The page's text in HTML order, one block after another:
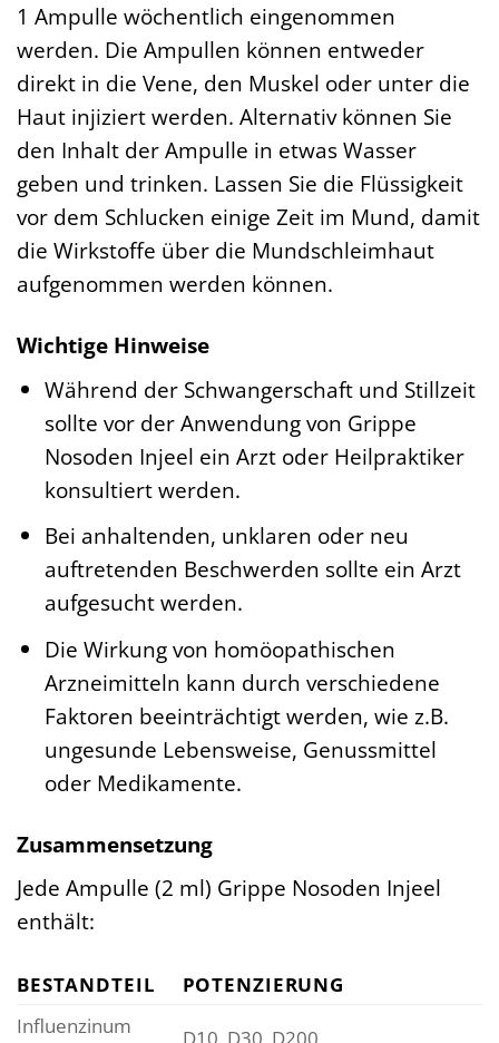
1 Ampulle wöchentlich eingenommen
werden. Die Ampullen können entweder
direkt in die Vene, den Muskel oder unter die
Haut injiziert werden. Alternativ können Sie
den Inhalt der Ampulle in etwas Wasser
geben und trinken. Lassen Sie die Flüssigkeit
vor dem Schlucken einige Zeit im Mund, damit
die Wirkstoffe über die Mundschleimhaut
aufgenommen werden können.
Wichtige Hinweise
Während der Schwangerschaft und Stillzeit
sollte vor der Anwendung von Grippe
Nosoden Injeel ein Arzt oder Heilpraktiker
konsultiert werden.
Bei anhaltenden, unklaren oder neu
auftretenden Beschwerden sollte ein Arzt
aufgesucht werden.
Die Wirkung von homöopathischen
Arzneimitteln kann durch verschiedene
Faktoren beeinträchtigt werden, wie z.B.
ungesunde Lebensweise, Genussmittel
oder Medikamente.
Zusammensetzung
Jede Ampulle (2 ml) Grippe Nosoden Injeel
enthält:
BESTANDTEIL
POTENZIERUNG
Influenzinum